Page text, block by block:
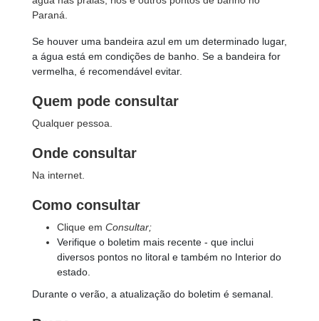
Paraná.
Se houver uma bandeira azul em um determinado lugar,
a água está em condições de banho. Se a bandeira for
vermelha, é recomendável evitar.
Quem pode consultar
Qualquer pessoa.
Onde consultar
Na internet.
Como consultar
Clique em Consultar;
Verifique o boletim mais recente - que inclui
diversos pontos no litoral e também no Interior do
estado.
Durante o verão, a atualização do boletim é semanal.